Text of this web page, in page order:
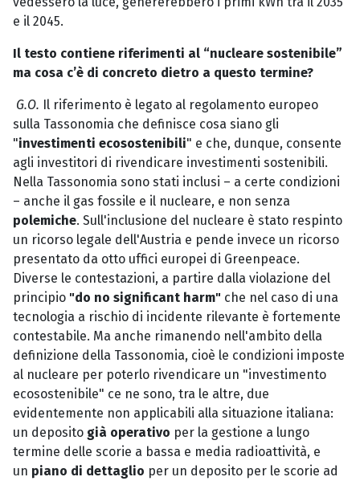
e il 2045.
Il testo contiene riferimenti al “nucleare sostenibile”
ma cosa c’è di concreto dietro a questo termine?
G.O. Il riferimento è legato al regolamento europeo
sulla Tassonomia che definisce cosa siano gli
"investimenti ecosostenibili" e che, dunque, consente
agli investitori di rivendicare investimenti sostenibili.
Nella Tassonomia sono stati inclusi – a certe condizioni
– anche il gas fossile e il nucleare, e non senza
polemiche. Sull'inclusione del nucleare è stato respinto
un ricorso legale dell'Austria e pende invece un ricorso
presentato da otto uffici europei di Greenpeace.
Diverse le contestazioni, a partire dalla violazione del
principio "do no significant harm" che nel caso di una
tecnologia a rischio di incidente rilevante è fortemente
contestabile. Ma anche rimanendo nell'ambito della
definizione della Tassonomia, cioè le condizioni imposte
al nucleare per poterlo rivendicare un "investimento
ecosostenibile" ce ne sono, tra le altre, due
evidentemente non applicabili alla situazione italiana:
un deposito già operativo per la gestione a lungo
termine delle scorie a bassa e media radioattività, e
un piano di dettaglio per un deposito per le scorie ad